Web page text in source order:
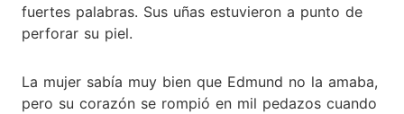
fuertes palabras. Sus uñas estuvieron a punto de
perforar su piel.
La mujer sabía muy bien que Edmund no la amaba,
pero su corazón se rompió en mil pedazos cuando